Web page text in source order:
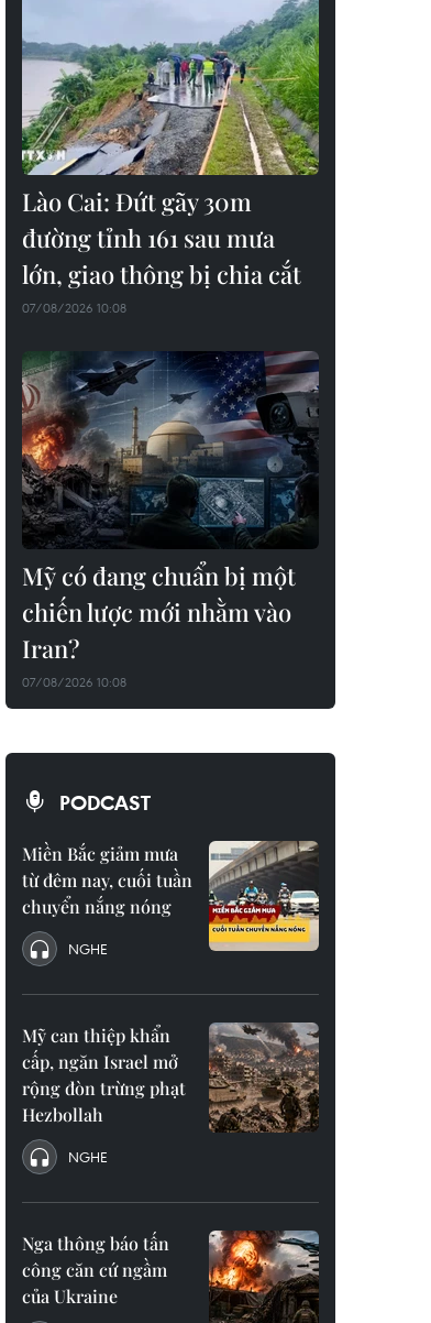
Lào Cai: Đứt gãy 30m
đường tỉnh 161 sau mưa
lớn, giao thông bị chia cắt
07/08/2026 10:08
Mỹ có đang chuẩn bị một
chiến lược mới nhằm vào
Iran?
07/08/2026 10:08
PODCAST
Miền Bắc giảm mưa
từ đêm nay, cuối tuần
chuyển nắng nóng
NGHE
Mỹ can thiệp khẩn
cấp, ngăn Israel mở
rộng đòn trừng phạt
Hezbollah
NGHE
Nga thông báo tấn
công căn cứ ngầm
của Ukraine